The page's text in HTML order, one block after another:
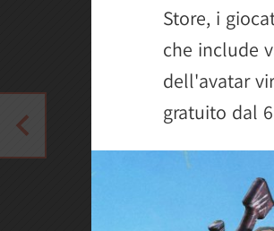
Store, i
che include
dell'avatar
gratuito dal